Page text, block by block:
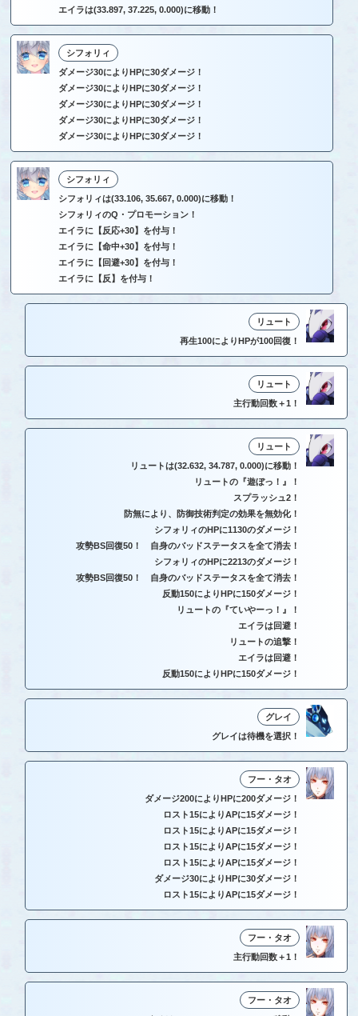
エイラは(33.897, 37.225, 0.000)に移動！
シフォリィ
ダメージ30によりHPに30ダメージ！
ダメージ30によりHPに30ダメージ！
ダメージ30によりHPに30ダメージ！
ダメージ30によりHPに30ダメージ！
ダメージ30によりHPに30ダメージ！
シフォリィ
シフォリィは(33.106, 35.667, 0.000)に移動！
シフォリィのQ・プロモーション！
エイラに【反応+30】を付与！
エイラに【命中+30】を付与！
エイラに【回避+30】を付与！
エイラに【反】を付与！
リュート
再生100によりHPが100回復！
リュート
主行動回数＋1！
リュート
リュートは(32.632, 34.787, 0.000)に移動！
リュートの『遊ぼっ！』！
スプラッシュ2！
防無により、防御技術判定の効果を無効化！
シフォリィのHPに1130のダメージ！
攻勢BS回復50！ 自身のバッドステータスを全て消去！
シフォリィのHPに2213のダメージ！
攻勢BS回復50！ 自身のバッドステータスを全て消去！
反動150によりHPに150ダメージ！
リュートの『ていやーっ！』！
エイラは回避！
リュートの追撃！
エイラは回避！
反動150によりHPに150ダメージ！
グレイ
グレイは待機を選択！
フー・タオ
ダメージ200によりHPに200ダメージ！
ロスト15によりAPに15ダメージ！
ロスト15によりAPに15ダメージ！
ロスト15によりAPに15ダメージ！
ロスト15によりAPに15ダメージ！
ダメージ30によりHPに30ダメージ！
ロスト15によりAPに15ダメージ！
フー・タオ
主行動回数＋1！
フー・タオ